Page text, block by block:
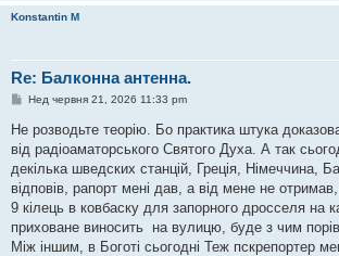
л
е
я
Konstantin M
Re: Балконна антенна.
П
і
д
м
л
е
н
н
я
Нед червня 21, 2026 11:33 pm
Не розводьте теорію. Бо практика штука
від радіоаматорського Святого Духа. А так
декілька шведских станцій, Греція, Німеччина,
відповів, рапорт мені дав, а від мене не
9 кілець в ковбаску для запорного дросселя на
приховане виносить на вулицю, буде з чим
Між іншим, в Боготі сьогодні Теж пскрепортер